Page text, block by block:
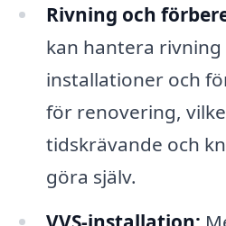
Rivning och
kan hantera
installationer och
för renovering,
tidskrävande och
göra själv.